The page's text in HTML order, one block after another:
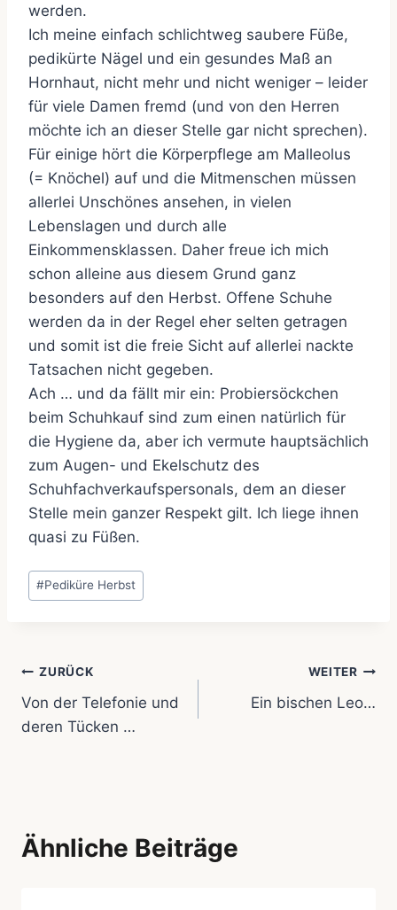
werden.
Ich meine einfach schlichtweg saubere Füße,
pedikürte Nägel und ein gesundes Maß an
Hornhaut, nicht mehr und nicht weniger – leider
für viele Damen fremd (und von den Herren
möchte ich an dieser Stelle gar nicht sprechen).
Für einige hört die Körperpflege am Malleolus
(= Knöchel) auf und die Mitmenschen müssen
allerlei Unschönes ansehen, in vielen
Lebenslagen und durch alle
Einkommensklassen. Daher freue ich mich
schon alleine aus diesem Grund ganz
besonders auf den Herbst. Offene Schuhe
werden da in der Regel eher selten getragen
und somit ist die freie Sicht auf allerlei nackte
Tatsachen nicht gegeben.
Ach … und da fällt mir ein: Probiersöckchen
beim Schuhkauf sind zum einen natürlich für
die Hygiene da, aber ich vermute hauptsächlich
zum Augen- und Ekelschutz des
Schuhfachverkaufspersonals, dem an dieser
Stelle mein ganzer Respekt gilt. Ich liege ihnen
quasi zu Füßen.
Schlagworte:
#Pediküre Herbst
Beitragsnavigation
ZURÜCK
Von der Telefonie und
deren Tücken …
WEITER
Ein bischen Leo…
Ähnliche Beiträge